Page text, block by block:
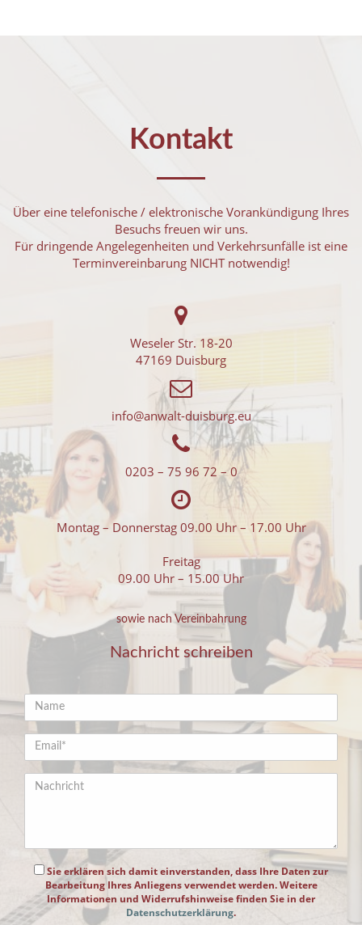
Kontakt
Über eine telefonische / elektronische Vorankündigung Ihres
Besuchs freuen wir uns.
Für dringende Angelegenheiten und Verkehrsunfälle ist eine
Terminvereinbarung NICHT notwendig!
Weseler Str. 18-20
47169 Duisburg
info@anwalt-duisburg.eu
0203 – 75 96 72 – 0
Montag – Donnerstag 09.00 Uhr – 17.00 Uhr
Freitag
09.00 Uhr – 15.00 Uhr
sowie nach Vereinbahrung
Nachricht schreiben
Sie erklären sich damit einverstanden, dass Ihre Daten zur
Bearbeitung Ihres Anliegens verwendet werden. Weitere
Informationen und Widerrufshinweise finden Sie in der
Datenschutzerklärung.